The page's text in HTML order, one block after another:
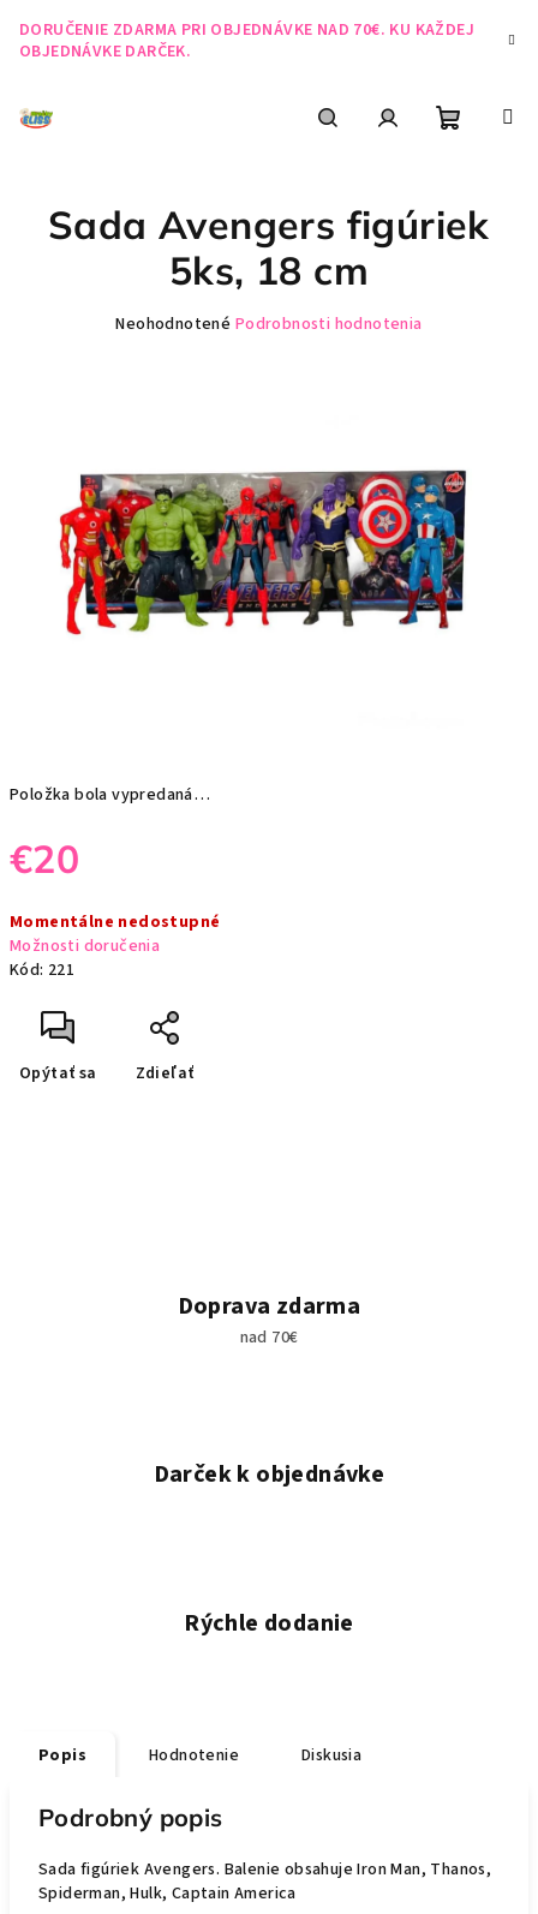
obsah
DORUČENIE ZDARMA PRI OBJEDNÁVKE NAD 70€. KU KAŽDEJ
OBJEDNÁVKE DARČEK.
košík
Položka bola vypredaná…
€20
cena:
Momentálne nedostupné
Možnosti doručenia
Kód: 221
Opýtať sa Zdieľať
Sada Avengers figúriek
5ks, 18 cm
Priemerné
5
hviezdičiek.
Neohodnotené Podrobnosti hodnotenia
Doprava zdarma
nad 70€
Darček k objednávke
Rýchle dodanie
Popis Hodnotenie Diskusia
Podrobný popis
Sada figúriek Avengers. Balenie obsahuje Iron Man, Thanos,
Spiderman, Hulk, Captain America